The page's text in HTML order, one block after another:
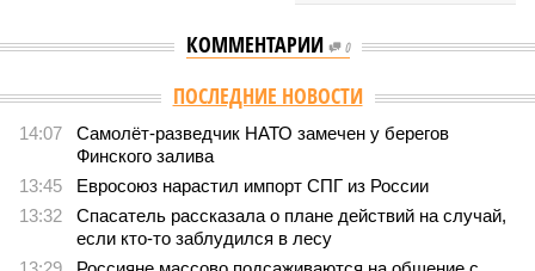
КОММЕНТАРИИ 0
Версия //Общество //
Земля уже не раз показывала человечеству свой
крутой нрав – когда покажет снова?
Земля уже не раз показывала человечеству свой крутой
нрав – когда покажет снова?
Последние времена